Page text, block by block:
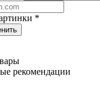
*
рекомендации